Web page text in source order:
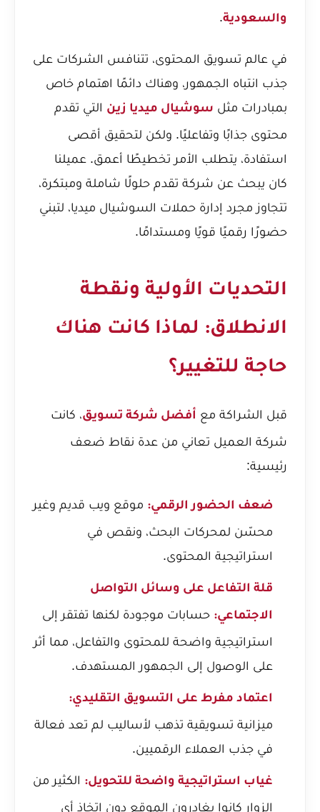
والسعودية.
في عالم تسويق المحتوى، تتنافس الشركات على
جذب انتباه الجمهور، وهناك دائمًا اهتمام خاص
بمبادرات مثل سوشيال ميديا زين التي تقدم
محتوى جذابًا وتفاعليًا. ولكن لتحقيق أقصى
استفادة، يتطلب الأمر تخطيطًا أعمق. عميلنا
كان يبحث عن شركة تقدم حلولًا شاملة ومبتكرة،
تتجاوز مجرد إدارة حملات السوشيال ميديا، لتبني
حضورًا رقميًا قويًا ومستدامًا.
التحديات الأولية ونقطة
الانطلاق: لماذا كانت هناك
حاجة للتغيير؟
قبل الشراكة مع أفضل شركة تسويق، كانت
شركة العميل تعاني من عدة نقاط ضعف
رئيسية:
ضعف الحضور الرقمي: موقع ويب قديم وغير
محسّن لمحركات البحث، ونقص في
استراتيجية المحتوى.
قلة التفاعل على وسائل التواصل
الاجتماعي: حسابات موجودة لكنها تفتقر إلى
استراتيجية واضحة للمحتوى والتفاعل، مما أثر
على الوصول إلى الجمهور المستهدف.
اعتماد مفرط على التسويق التقليدي:
ميزانية تسويقية تذهب لأساليب لم تعد فعالة
في جذب العملاء الرقميين.
غياب استراتيجية واضحة للتحويل: الكثير من
الزوار كانوا يغادرون الموقع دون اتخاذ أي